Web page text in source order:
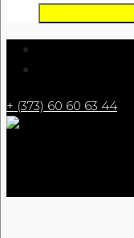
+ (373) 60 60 63 44